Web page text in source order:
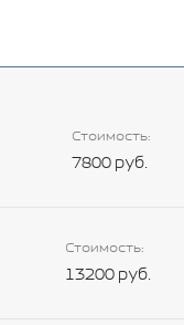
Стоимость:
7800 руб.
Стоимость:
13200 руб.